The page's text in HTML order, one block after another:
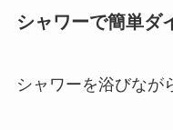
シャワーで簡単ダ
シャワーを浴びなが